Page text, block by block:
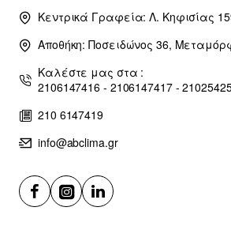
Κεντρικά Γραφεία: Λ. Κηφισίας
Αποθήκη: Ποσειδώνος 36,
Καλέστε μας στα :
2106147416 - 2106147417 -
210 6147419
info@abclima.gr